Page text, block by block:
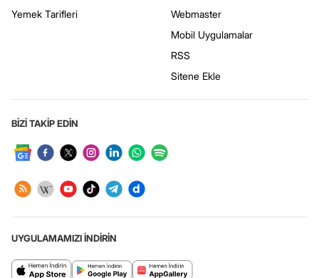
Yemek Tarifleri
Webmaster
Mobil Uygulamalar
RSS
Sitene Ekle
BİZİ TAKİP EDİN
UYGULAMAMIZI İNDİRİN